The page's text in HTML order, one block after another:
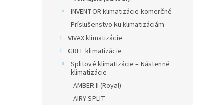
INVENTOR klimatizácie komerčné
Príslušenstvo ku klimatizáciám
VIVAX klimatizácie
GREE klimatizácie
Splitové klimatizácie – Nástenné
klimatizácie
AMBER II (Royal)
AIRY SPLIT